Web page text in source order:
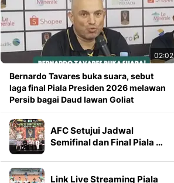
02:02
Bernardo Tavares buka suara, sebut
laga final Piala Presiden 2026 melawan
Persib bagai Daud lawan Goliat
AFC Setujui Jadwal
Semifinal dan Final Piala …
Link Live Streaming Piala